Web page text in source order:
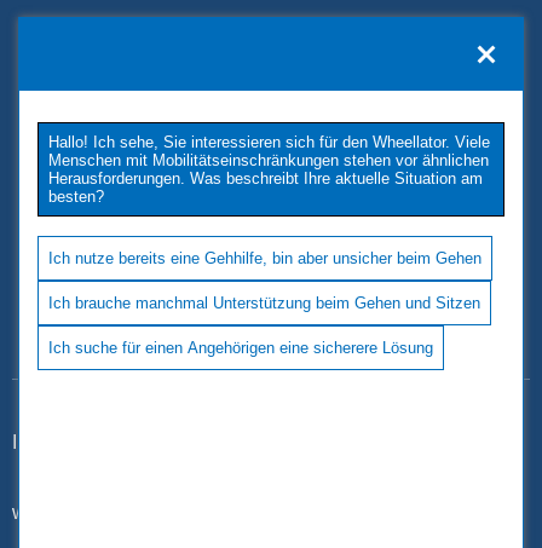
Hallo! Ich sehe, Sie interessieren sich für den Wheellator. Viele
Menschen mit Mobilitätseinschränkungen stehen vor ähnlichen
Herausforderungen. Was beschreibt Ihre aktuelle Situation am
besten?
Ich nutze bereits eine Gehhilfe, bin aber unsicher beim Gehen
Ich brauche manchmal Unterstützung beim Gehen und Sitzen
Ich suche für einen Angehörigen eine sicherere Lösung
KONTAKT
TUKIMET OY
Kaivopuistontie 33
26100 Rauma
Phone: +358 2 677 4222
E-Mail: tukimet(at)tukimet.fi
Follow Us
www.wheellator.com